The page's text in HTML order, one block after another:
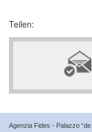
Teilen:
Agenzia Fides - Palazzo